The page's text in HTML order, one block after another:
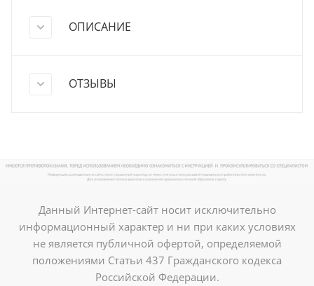
ОПИСАНИЕ
ОТЗЫВЫ
Данный Интернет-сайт носит исключительно
информационный характер и ни при каких условиях
не является публичной офертой, определяемой
положениями Статьи 437 Гражданского кодекса
Российской Федерации.